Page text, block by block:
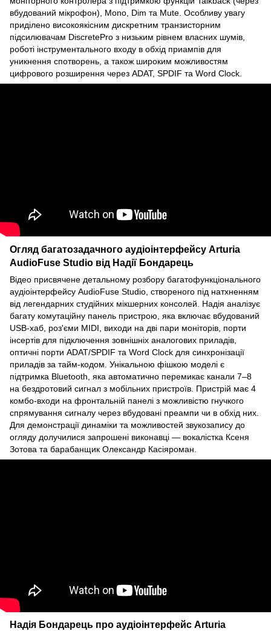
вбудований мікрофон), Mono, Dim та Mute. Особливу увагу
приділено високоякісним дискретним транзисторним
підсилювачам DiscretePro з низьким рівнем власних шумів,
роботі інструментального входу в обхід приампів для
уникнення спотворень, а також широким можливостям
цифрового розширення через ADAT, SPDIF та Word Clock.
Огляд багатозадачного аудіоінтерфейсу Arturia
AudioFuse Studio від Надії Бондарець
Відео присвячене детальному розбору багатофункціонального
аудіоінтерфейсу AudioFuse Studio, створеного під натхненням
від легендарних студійних мікшерних консолей. Надія аналізує
багату комутаційну панель пристрою, яка включає вбудований
USB-хаб, роз'єми MIDI, виходи на дві пари моніторів, порти
інсертів для підключення зовнішніх аналогових приладів,
оптичні порти ADAT/SPDIF та Word Clock для синхронізації
приладів за тайм-кодом. Унікальною фішкою моделі є
підтримка Bluetooth, яка автоматично перемикає канали 7–8
на бездротовий сигнал з мобільних пристроїв. Пристрій має 4
комбо-входи на фронтальній панелі з можливістю гнучкого
спрямування сигналу через вбудовані преампи чи в обхід них.
Для демонстрації динаміки та можливостей звукозапису до
огляду долучилися запрошені виконавці — вокалістка Ксеня
Зотова та барабанщик Олександр Касіяроман.
Надія Бондарець про аудіоінтерфейс Arturia